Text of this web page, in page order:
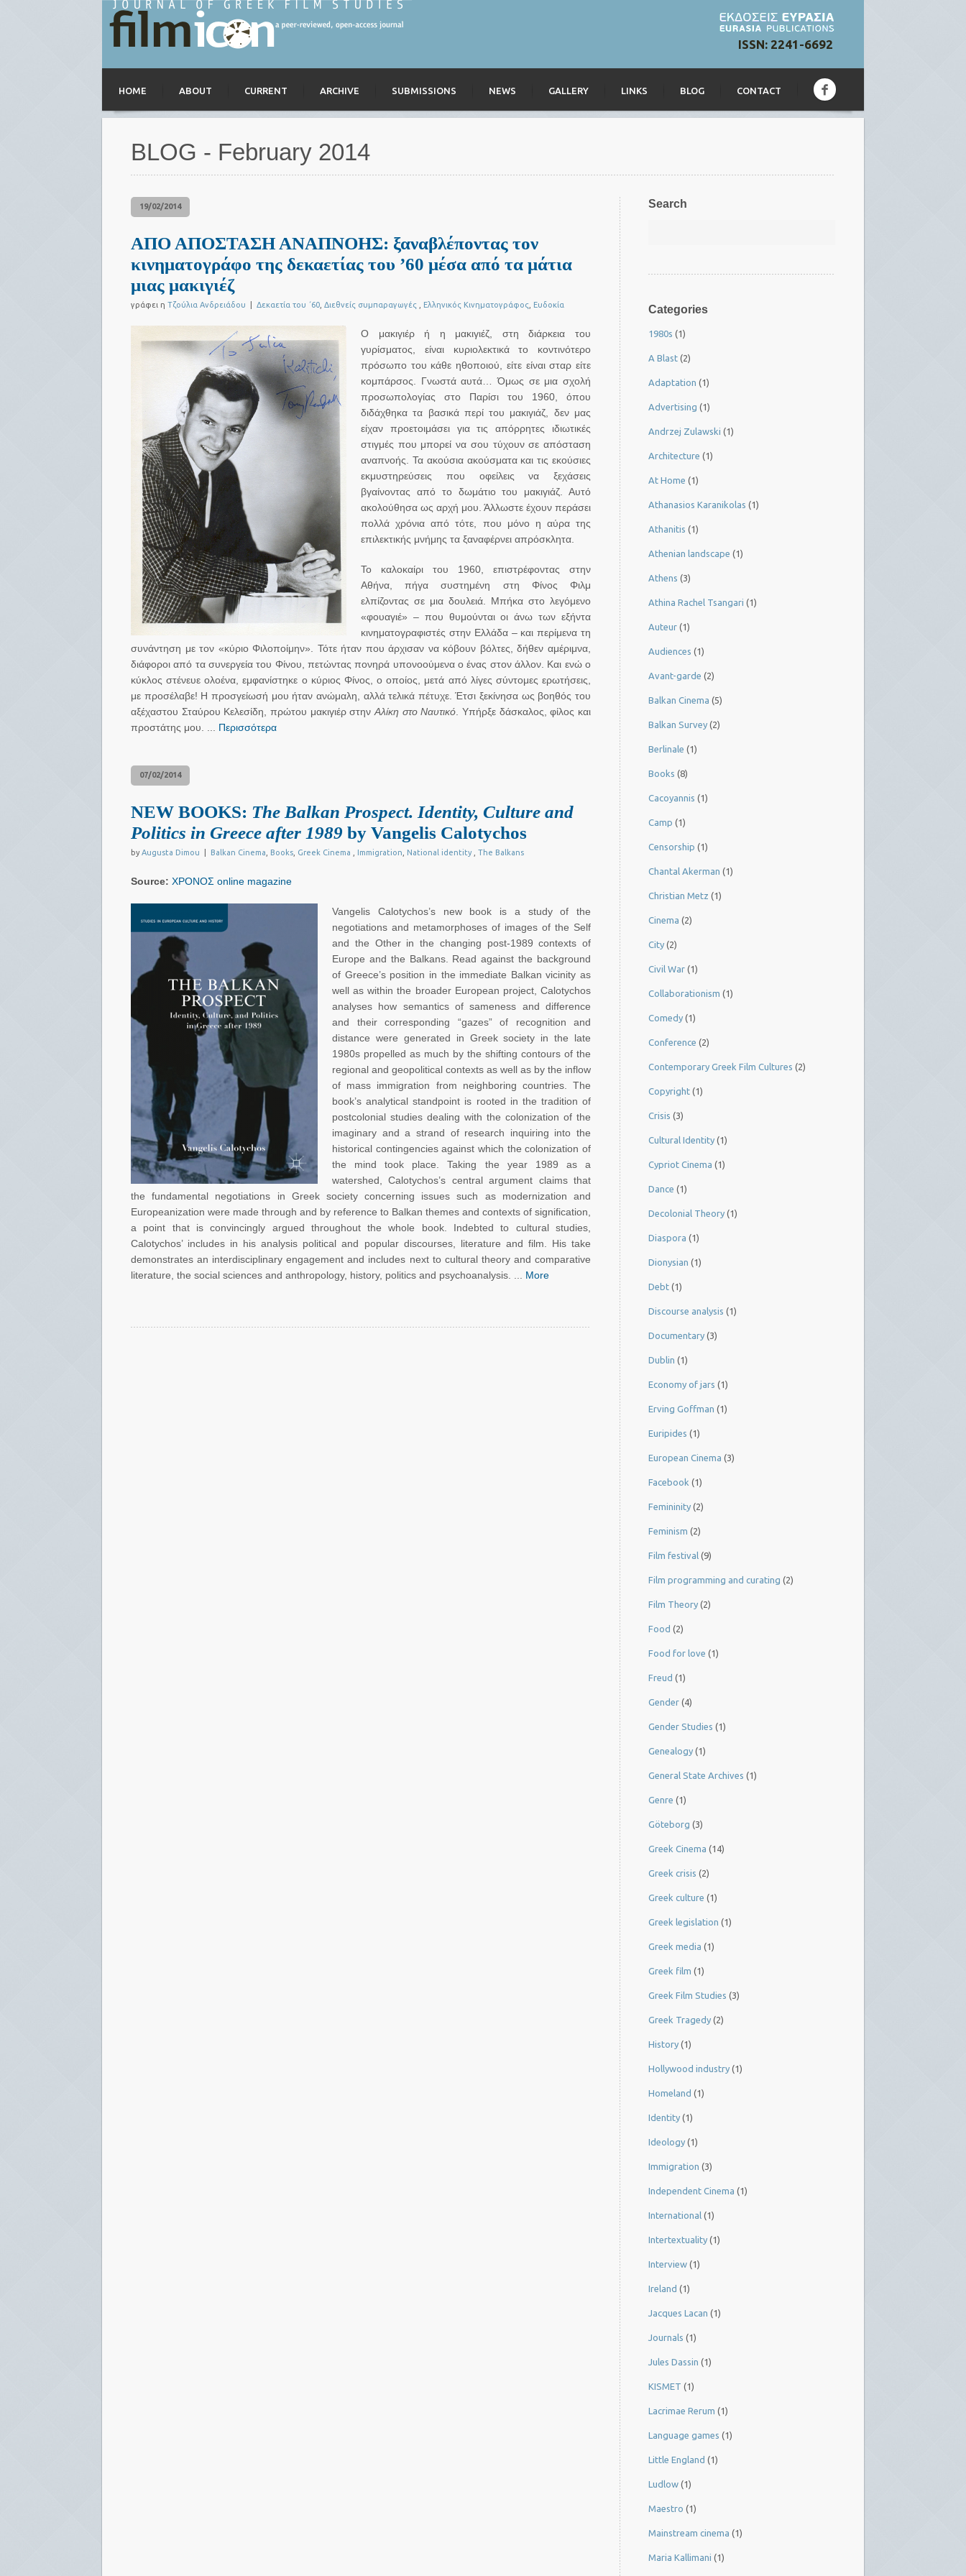
ISSN: 2241-6692
HOME ABOUT CURRENT ARCHIVE SUBMISSIONS NEWS GALLERY LINKS BLOG CONTACT
BLOG - February 2014
19/02/2014
ΑΠΟ ΑΠΟΣΤΑΣΗ ΑΝΑΠΝΟΗΣ: ξαναβλέποντας τον
κινηματογράφο της δεκαετίας του ’60 μέσα από τα μάτια
μιας μακιγιέζ
γράφει η Τζούλια Ανδρειάδου Δεκαετία του ΄60 Διεθνείς συμπαραγωγές Ελληνικός Κινηματογράφος Ευδοκία
Ο μακιγιέρ ή η μακιγιέζ, στη διάρκεια του
γυρίσματος, είναι κυριολεκτικά το κοντινότερο
πρόσωπο του κάθε ηθοποιού, είτε είναι σταρ είτε
κομπάρσος. Γνωστά αυτά… Όμως σε μια σχολή
προσωπολογίας στο Παρίσι του 1960, όπου
διδάχθηκα τα βασικά περί του μακιγιάζ, δεν μας
είχαν προετοιμάσει για τις απόρρητες ιδιωτικές
στιγμές που μπορεί να σου τύχουν σε απόσταση
αναπνοής. Τα ακούσια ακούσματα και τις εκούσιες
εκμυστηρεύσεις που οφείλεις να ξεχάσεις
βγαίνοντας από το δωμάτιο του μακιγιάζ. Αυτό
ακολούθησα ως αρχή μου. Άλλωστε έχουν περάσει
πολλά χρόνια από τότε, που μόνο η αύρα της
επιλεκτικής μνήμης τα ξαναφέρνει απρόσκλητα.
Το καλοκαίρι του 1960, επιστρέφοντας στην
Αθήνα, πήγα συστημένη στη Φίνος Φιλμ
ελπίζοντας σε μια δουλειά. Μπήκα στο λεγόμενο
«φουαγιέ» – που θυμούνται οι άνω των εξήντα
κινηματογραφιστές στην Ελλάδα – και περίμενα τη
συνάντηση με τον «κύριο Φιλοποίμην». Τότε ήταν που άρχισαν να κόβουν βόλτες, δήθεν αμέριμνα,
διάφοροι από τα συνεργεία του Φίνου, πετώντας πονηρά υπονοούμενα ο ένας στον άλλον. Και ενώ ο
κύκλος στένευε ολοένα, εμφανίστηκε ο κύριος Φίνος, ο οποίος, μετά από λίγες σύντομες ερωτήσεις,
με προσέλαβε! Η προσγείωσή μου ήταν ανώμαλη, αλλά τελικά πέτυχε. Έτσι ξεκίνησα ως βοηθός του
αξέχαστου Σταύρου Κελεσίδη, πρώτου μακιγιέρ στην Αλίκη στο Ναυτικό . Υπήρξε δάσκαλος, φίλος και
προστάτης μου. ... Περισσότερα
07/02/2014
NEW BOOKS: The Balkan Prospect. Identity, Culture and
Politics in Greece after 1989 by Vangelis Calotychos
by Augusta Dimou Balkan Cinema Books Greek Cinema Immigration National identity The Balkans
Source: ΧΡΟΝΟΣ online magazine
Vangelis Calotychos’s new book is a study of the
negotiations and metamorphoses of images of the Self
and the Other in the changing post-1989 contexts of
Europe and the Balkans. Read against the background
of Greece’s position in the immediate Balkan vicinity as
well as within the broader European project, Calotychos
analyses how semantics of sameness and difference
and their corresponding “gazes” of recognition and
distance were generated in Greek society in the late
1980s propelled as much by the shifting contours of the
regional and geopolitical contexts as well as by the inflow
of mass immigration from neighboring countries. The
book’s analytical standpoint is rooted in the tradition of
postcolonial studies dealing with the colonization of the
imaginary and a strand of research inquiring into the
historical contingencies against which the colonization of
the mind took place. Taking the year 1989 as a
watershed, Calotychos’s central argument claims that
the fundamental negotiations in Greek society concerning issues such as modernization and
Europeanization were made through and by reference to Balkan themes and contexts of signification,
a point that is convincingly argued throughout the whole book. Indebted to cultural studies,
Calotychos’ includes in his analysis political and popular discourses, literature and film. His take
demonstrates an interdisciplinary engagement and includes next to cultural theory and comparative
literature, the social sciences and anthropology, history, politics and psychoanalysis. ... More
Search
Categories
1980s (1)
A Blast (2)
Adaptation (1)
Advertising (1)
Andrzej Zulawski (1)
Architecture (1)
At Home (1)
Athanasios Karanikolas (1)
Athanitis (1)
Athenian landscape (1)
Athens (3)
Athina Rachel Tsangari (1)
Auteur (1)
Audiences (1)
Avant-garde (2)
Balkan Cinema (5)
Balkan Survey (2)
Berlinale (1)
Books (8)
Cacoyannis (1)
Camp (1)
Censorship (1)
Chantal Akerman (1)
Christian Metz (1)
Cinema (2)
City (2)
Civil War (1)
Collaborationism (1)
Comedy (1)
Conference (2)
Contemporary Greek Film Cultures (2)
Copyright (1)
Crisis (3)
Cultural Identity (1)
Cypriot Cinema (1)
Dance (1)
Decolonial Theory (1)
Diaspora (1)
Dionysian (1)
Debt (1)
Discourse analysis (1)
Documentary (3)
Dublin (1)
Economy of jars (1)
Erving Goffman (1)
Euripides (1)
European Cinema (3)
Facebook (1)
Femininity (2)
Feminism (2)
Film festival (9)
Film programming and curating (2)
Film Theory (2)
Food (2)
Food for love (1)
Freud (1)
Gender (4)
Gender Studies (1)
Genealogy (1)
General State Archives (1)
Genre (1)
Göteborg (3)
Greek Cinema (14)
Greek crisis (2)
Greek culture (1)
Greek legislation (1)
Greek media (1)
Greek film (1)
Greek Film Studies (3)
Greek Tragedy (2)
History (1)
Hollywood industry (1)
Homeland (1)
Identity (1)
Ideology (1)
Immigration (3)
Independent Cinema (1)
International (1)
Intertextuality (1)
Interview (1)
Ireland (1)
Jacques Lacan (1)
Journals (1)
Jules Dassin (1)
KISMET (1)
Lacrimae Rerum (1)
Language games (1)
Little England (1)
Ludlow (1)
Maestro (1)
Mainstream cinema (1)
Maria Kallimani (1)